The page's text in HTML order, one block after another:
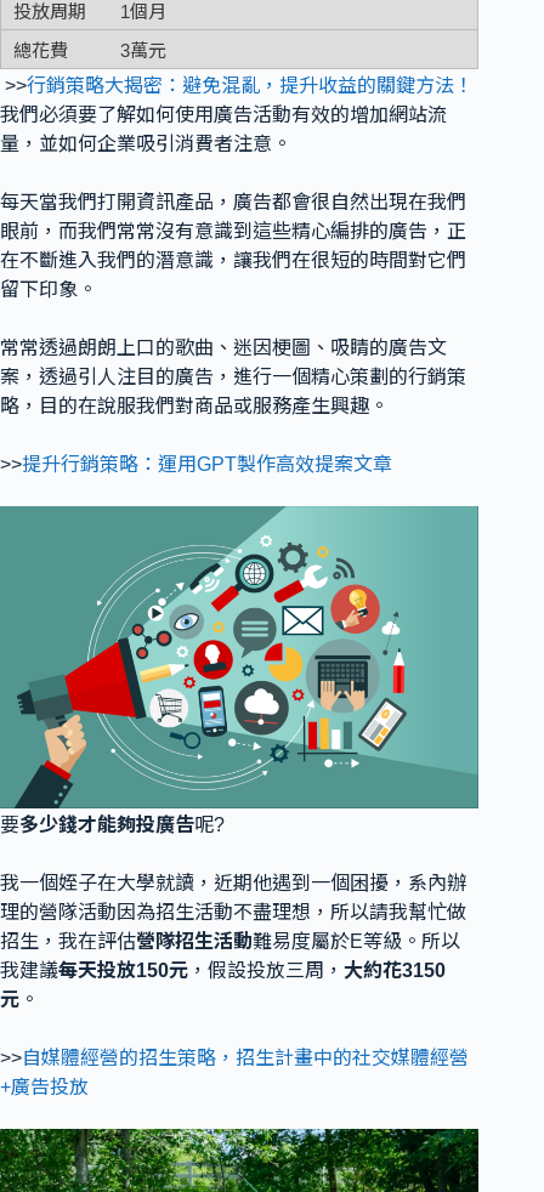
1個月
3萬元
>>行銷策略大揭密：避免混亂，提升收益的關鍵方法！
我們必須要了解如何使用廣告活動有效的增加網站流
量，並如何企業吸引消費者注意。
每天當我們打開資訊產品，廣告都會很自然出現在我們
眼前，而我們常常沒有意識到這些精心編排的廣告，正
在不斷進入我們的潛意識，讓我們在很短的時間對它們
留下印象。
常常透過朗朗上口的歌曲、迷因梗圖、吸睛的廣告文
案，透過引人注目的廣告，進行一個精心策劃的行銷策
略，目的在說服我們對商品或服務產生興趣。
>>提升行銷策略：運用GPT製作高效提案文章
要多少錢才能夠投廣告呢?
我一個姪子在大學就讀，近期他遇到一個困擾，系內辦
理的營隊活動因為招生活動不盡理想，所以請我幫忙做
招生，我在評估營隊招生活動難易度屬於E等級。所以
我建議每天投放150元 ，假設投放三周， 大約花3150
元 。
>>自媒體經營的招生策略，招生計畫中的社交媒體經營
+廣告投放